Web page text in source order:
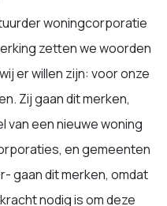
woningcorporatie
zetten we woorden
er willen zijn: voor onze
Zij gaan dit merken,
van een nieuwe woning
en gemeenten
gaan dit merken, omdat
nodig is om deze